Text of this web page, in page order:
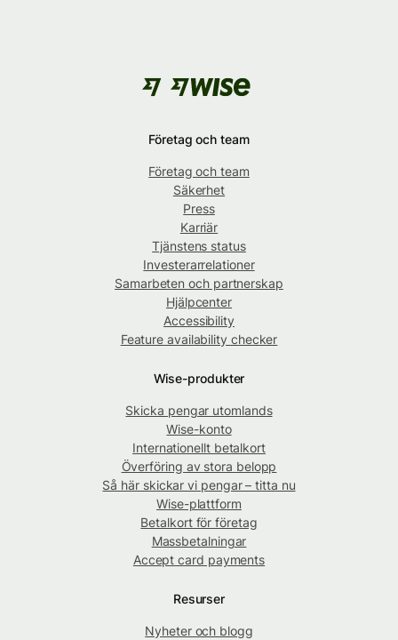
Företag och team
Företag och team
Säkerhet
Press
Karriär
Tjänstens status
Investerarrelationer
Samarbeten och partnerskap
Hjälpcenter
Accessibility
Feature availability checker
Wise-produkter
Skicka pengar utomlands
Wise-konto
Internationellt betalkort
Överföring av stora belopp
Så här skickar vi pengar – titta nu
Wise-plattform
Betalkort för företag
Massbetalningar
Accept card payments
Resurser
Nyheter och blogg